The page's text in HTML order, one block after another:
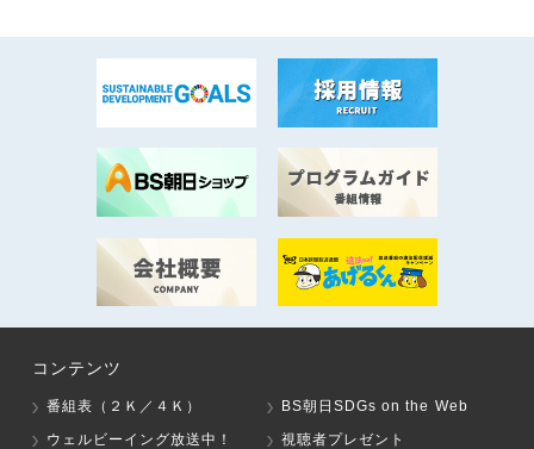
コンテンツ
番組表（２Ｋ／４Ｋ）
BS朝日SDGs on the Web
ウェルビーイング放送中！
視聴者プレゼント